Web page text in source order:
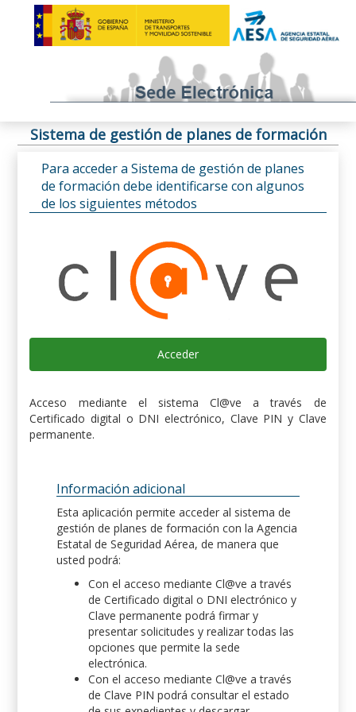
Sistema de gestión de planes de formación
Para acceder a Sistema de gestión de planes
de formación debe identificarse con algunos
de los siguientes métodos
Acceder
Acceso mediante el sistema Cl@ve a través de
Certificado digital o DNI electrónico, Clave PIN y Clave
permanente.
Información adicional
Esta aplicación permite acceder al sistema de
gestión de planes de formación con la Agencia
Estatal de Seguridad Aérea, de manera que
usted podrá:
Con el acceso mediante Cl@ve a través
de Certificado digital o DNI electrónico y
Clave permanente podrá firmar y
presentar solicitudes y realizar todas las
opciones que permite la sede
electrónica.
Con el acceso mediante Cl@ve a través
de Clave PIN podrá consultar el estado